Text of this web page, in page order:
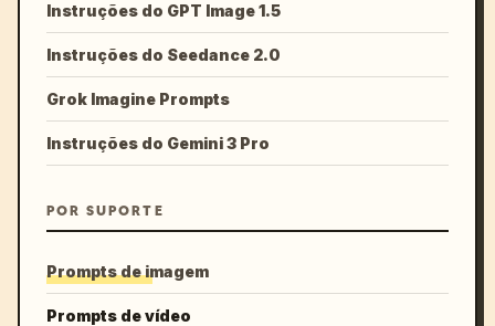
Instruções do GPT Image 1.5
Instruções do Seedance 2.0
Grok Imagine Prompts
Instruções do Gemini 3 Pro
POR SUPORTE
Prompts de imagem
Prompts de vídeo